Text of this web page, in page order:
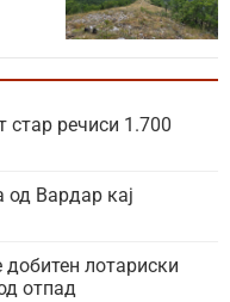
стар речиси 1.700
од Вардар кај
добитен лотариски
отпад